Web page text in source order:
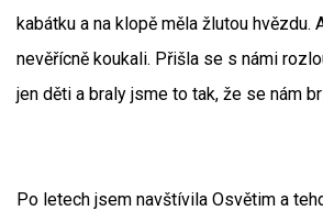
kabátku a na klopě měla žlutou hvězdu.
nevěřícně koukali. Přišla se s námi
jen děti a braly jsme to tak, že se nám
Po letech jsem navštívila Osvětim a